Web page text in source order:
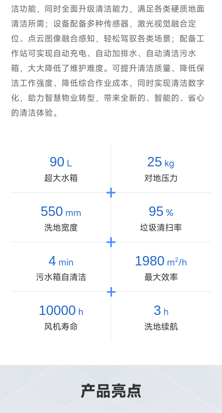
洁功能，同时全面升级清洁能力，满足各类硬质地面
清洁所需；设备配备多种传感器，激光视觉融合定
位、点云图像融合感知，轻松驾驭各类场景；配备工
作站可实现自动充电、自动加排水、自动清洁污水
箱，大大降低了维护难度。可提升清洁质量、降低保
洁工作强度、降低综合作业成本，同时实现清洁数字
化，助力智慧物业转型，带来全新的、智能的、省心
的清洁体验。
90 L
超大水箱
25 kg
对地压力
550 mm
洗地宽度
95 %
垃圾清扫率
4 min
污水箱自清洁
1980 m2/h
最大效率
10000 h
风机寿命
3 h
洗地续航
产品亮点